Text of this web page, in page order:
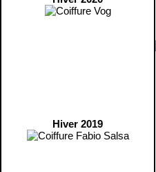
Hiver 2019